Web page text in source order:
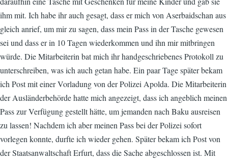
ihm mit. Ich habe ihr auch gesagt, dass er mich von Aserbaidschan aus
gleich anrief, um mir zu sagen, dass mein Pass in der Tasche gewesen
sei und dass er in 10 Tagen wiederkommen und ihn mir mitbringen
würde. Die Mitarbeiterin bat mich ihr handgeschriebenes Protokoll zu
unterschreiben, was ich auch getan habe. Ein paar Tage später bekam
ich Post mit einer Vorladung von der Polizei Apolda. Die Mitarbeiterin
der Ausländerbehörde hatte mich angezeigt, dass ich angeblich meinen
Pass zur Verfügung gestellt hätte, um jemanden nach Baku ausreisen
zu lassen! Nachdem ich aber meinen Pass bei der Polizei sofort
vorlegen konnte, durfte ich wieder gehen. Später bekam ich Post von
der Staatsanwaltschaft Erfurt, dass die Sache abgeschlossen ist. Mit